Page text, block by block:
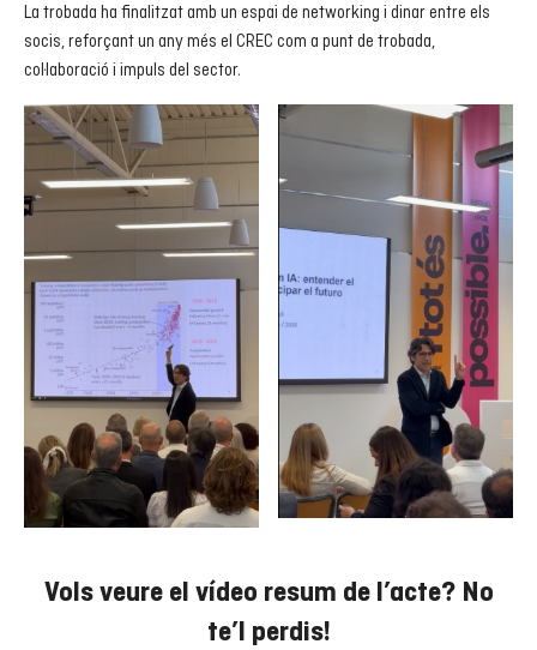
La trobada ha finalitzat amb un espai de networking i dinar entre els
socis, reforçant un any més el CREC com a punt de trobada,
col·laboració i impuls del sector.
Vols veure el vídeo resum de l’acte? No
te’l perdis!